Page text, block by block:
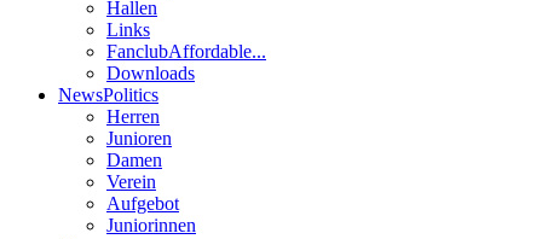
Hallen
Links
FanclubAffordable...
Downloads
NewsPolitics
Herren
Junioren
Damen
Verein
Aufgebot
Juniorinnen